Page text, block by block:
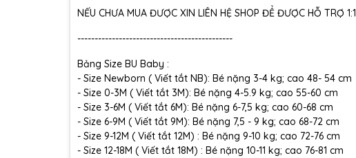
NẾU CHƯA MUA ĐƯỢC XIN LIÊN HỆ SHOP ĐỂ ĐƯỢC HỖ TRỢ 1:1
---------------------------------------------
Bảng Size BU Baby :
- Size Newborn ( Viết tắt NB): Bé nặng 3-4 kg; cao 48- 54 cm
- Size 0-3M ( Viết tắt 3M): Bé nặng 4-5.9 kg; cao 55-60 cm
- Size 3-6M ( Viết tắt 6M): Bé nặng 6-7,5 kg; cao 60-68 cm
- Size 6-9M ( Viết tắt 9M): Bé nặng 7,5 - 9 kg; cao 68-72 cm
- Size 9-12M ( Viết tắt 12M) : Bé nặng 9-10 kg; cao 72-76 cm
- Size 12-18M ( Viết tắt 18M) : Bé nặng 10-11 kg; cao 76-81 cm